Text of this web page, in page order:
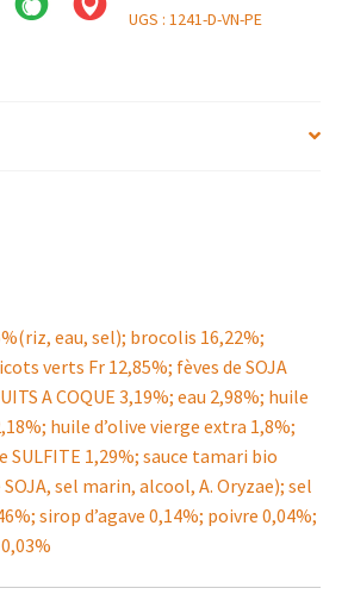
UGS : 1241-D-VN-PE
eau, sel); brocolis 16,22%;
verts Fr 12,85%; fèves de SOJA
A COQUE 3,19%; eau 2,98%; huile
huile d’olive vierge extra 1,8%;
SULFITE 1,29%; sauce tamari bio
sel marin, alcool, A. Oryzae); sel
sirop d’agave 0,14%; poivre 0,04%;